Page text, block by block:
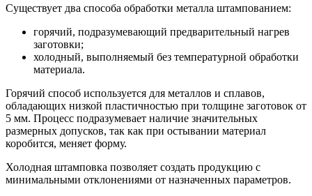
Существует два способа обработки металла штампованием:
горячий, подразумевающий предварительный нагрев
заготовки;
холодный, выполняемый без температурной обработки
материала.
Горячий способ используется для металлов и сплавов,
обладающих низкой пластичностью при толщине заготовок от
5 мм. Процесс подразумевает наличие значительных
размерных допусков, так как при остывании материал
коробится, меняет форму.
Холодная штамповка позволяет создать продукцию с
минимальными отклонениями от назначенных параметров.